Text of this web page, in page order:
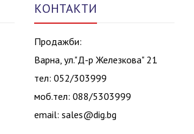
КОНТАКТИ
Продажби:
Варна, ул."Д-р Железкова" 21
тел: 052/303999
моб.тел: 088/5303999
email: sales@dig.bg